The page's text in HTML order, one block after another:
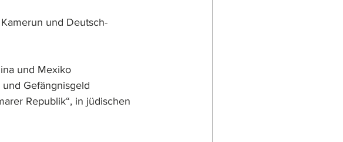
und Deutsch-
und Mexiko
Gefängnisgeld
Republik“, in jüdischen